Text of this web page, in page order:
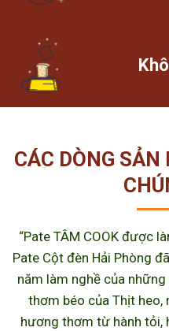
CÁC DÒNG
“Pate TÂM COOK được
Pate Cột đèn Hải Phòng
năm làm nghề của
thơm béo của Thịt
hương thơm từ hành tỏi,